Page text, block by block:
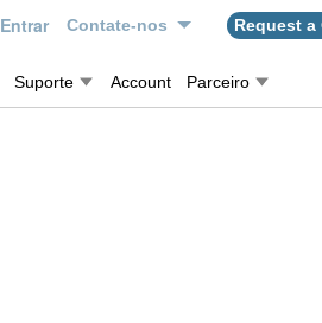
Entrar Contate-nos Request a
Suporte Account Parceiro